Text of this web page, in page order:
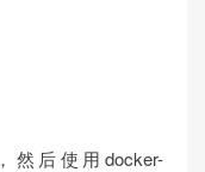
然后使用docker-